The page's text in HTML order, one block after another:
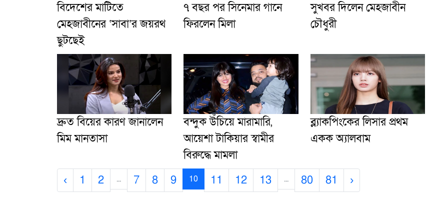
বিদেশের মাটিতে
মেহজাবীনের ‘সাবা’র জয়রথ
ছুটছেই
৭ বছর পর সিনেমার গানে
ফিরলেন মিলা
সুখবর দিলেন মেহজাবীন
চৌধুরী
দ্রুত বিয়ের কারণ জানালেন
মিম মানতাসা
বন্দুক উঁচিয়ে মারামারি,
আয়েশা টাকিয়ার স্বামীর
বিরুদ্ধে মামলা
ব্ল্যাকপিংকের লিসার প্রথম
একক অ্যালবাম
‹ 1 2 ... 7 8 9 10 11 12 13 ... 80 81 ›